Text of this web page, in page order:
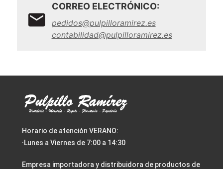
CORREO ELECTRÓNICO:
pedidos@pulpilloramirez.es
contabilidad@pulpilloramirez.es
Horario de atención VERANO:
·Lunes a Viernes de 7:00 a 14:30
Empresa importadora y distribuidora de productos de